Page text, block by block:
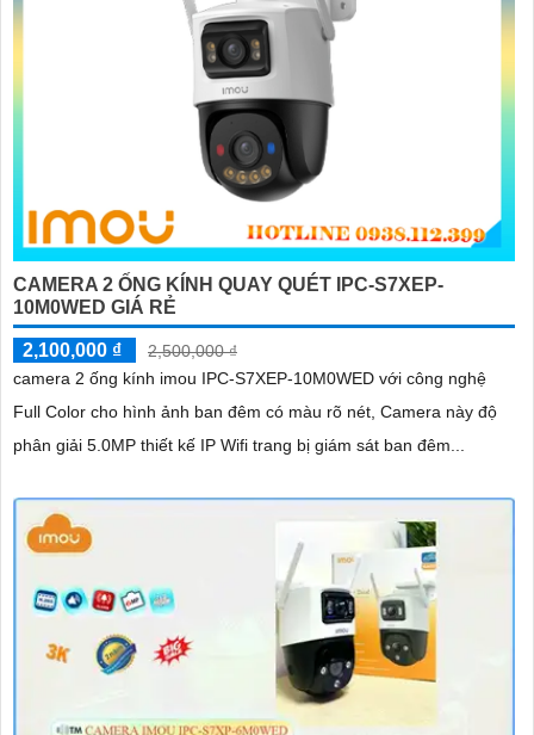
CAMERA 2 ỐNG KÍNH QUAY QUÉT IPC-S7XEP-
10M0WED GIÁ RẺ
2,100,000 ₫
2,500,000 ₫
camera 2 ống kính imou IPC-S7XEP-10M0WED với công nghệ
Full Color cho hình ảnh ban đêm có màu rõ nét, Camera này độ
phân giải 5.0MP thiết kế IP Wifi trang bị giám sát ban đêm...